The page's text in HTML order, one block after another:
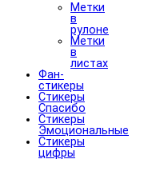
Метки
в
рулоне
Метки
в
листах
Фан-
стикеры
Стикеры
Спасибо
Стикеры
Эмоциональные
Стикеры
цифры